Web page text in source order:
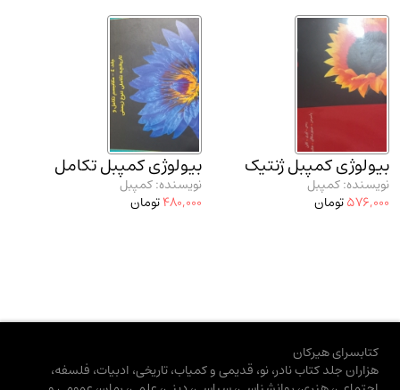
بیولوژی کمپبل ژنتیک
نویسنده: کمپبل
576,000تومان
بیولوژی کمپبل تکامل
نویسنده: کمپبل
480,000تومان
کتابسرای هیرکان
هزاران جلد کتاب نادر، نو، قدیمی و کمیاب، تاریخی، ادبیات، فلسفه،